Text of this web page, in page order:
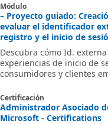
Módulo
– Proyecto guiado:
evaluar el identificador
registro y el inicio de
consumidores y clientes
Descubra cómo Id.
experiencias de inicio de
consumidores y clientes
la seguridad de la cuenta.
Certificación
Administrador Asociado
Microsoft - Certifications